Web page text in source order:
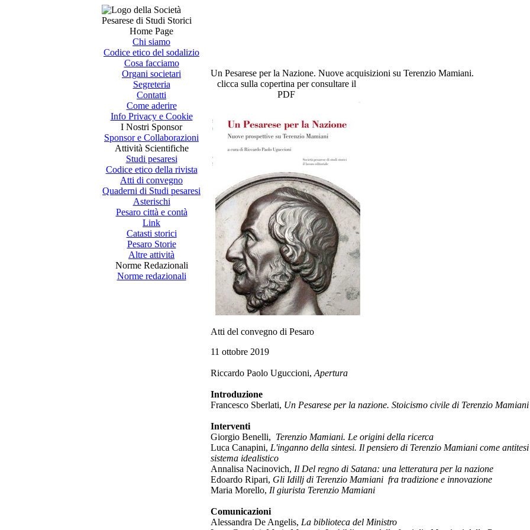
Home Page
Chi siamo
Codice etico del sodalizio
Cosa facciamo
Organi societari
Segreteria
Contatti
Come aderire
Info Privacy e Cookie
I Nostri Sponsor
Sponsor e Collaborazioni
Attività Scientifiche
Studi pesaresi
Codice etico della rivista
Atti di convegno
Quaderni di Studi pesaresi
Asterischi
Pesaro città e contà
Link
Catasti storici
Pesaro Storie
Altre attività
Norme Redazionali
Norme redazionali
Un Pesarese per la Nazione. Nuove acquisizioni su Terenzio Mamiani.
clicca sulla copertina per consultare il
PDF
Atti del convegno di Pesaro
11 ottobre 2019
Riccardo Paolo Uguccioni, Apertura
Introduzione
Francesco Sberlati, Un Pesarese per la nazione. Stoicismo civile di Terenzio Mamiani
Interventi
Giorgio Benelli, Terenzio Mamiani. Le origini della ricerca
Luca Canapini, L'inganno della sintesi. Il pensiero di Terenzio Mamiani come
sistema idealistico
Annalisa Nacinovich, Il Del regno di Satana: una letteratura per la nazione
Edoardo Ripari, Gli Idillj di Terenzio Mamiani fra tradizione e innovazione
Maria Morello, Il giurista Terenzio Mamiani
Comunicazioni
Alessandra De Angelis, La biblioteca del Ministro